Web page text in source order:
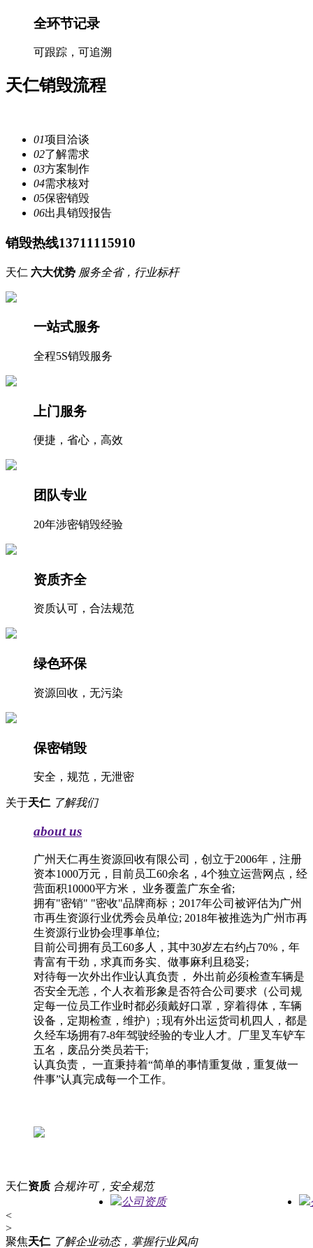
全环节记录
可跟踪，可追溯
天仁销毁流程
01项目洽谈
02了解需求
03方案制作
04需求核对
05保密销毁
06出具销毁报告
销毁热线13711115910
天仁 六大优势 服务全省，行业标杆
一站式服务
全程5S销毁服务
上门服务
便捷，省心，高效
团队专业
20年涉密销毁经验
资质齐全
资质认可，合法规范
绿色环保
资源回收，无污染
保密销毁
安全，规范，无泄密
关于天仁 了解我们
about us
广州天仁再生资源回收有限公司，创立于2006年，注册
资本1000万元，目前员工60余名，4个独立运营网点，经
营面积10000平方米， 业务覆盖广东全省;
拥有"密销" "密收"品牌商标；2017年公司被评估为广州
市再生资源行业优秀会员单位; 2018年被推选为广州市再
生资源行业协会理事单位;
目前公司拥有员工60多人，其中30岁左右约占70%，年
青富有干劲，求真而务实、做事麻利且稳妥;
对待每一次外出作业认真负责， 外出前必须检查车辆是
否安全无恙，个人衣着形象是否符合公司要求（公司规
定每一位员工作业时都必须戴好口罩，穿着得体，车辆
设备，定期检查，维护）; 现有外出运货司机四人，都是
久经车场拥有7-8年驾驶经验的专业人才。厂里叉车铲车
五名，废品分类员若干;
认真负责， 一直秉持着“简单的事情重复做，重复做一
件事”认真完成每一个工作。
天仁资质 合规许可，安全规范
公司资质
<
>
聚焦天仁 了解企业动态，掌握行业风向